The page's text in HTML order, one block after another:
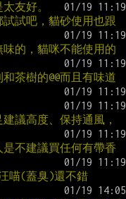
友好。
試吧，貓砂使用也跟
的，貓咪不能使用的
茶樹的@@而且有味道
議高度、保持通風，
不建議買任何有帶香
喵(蓋臭)還不錯